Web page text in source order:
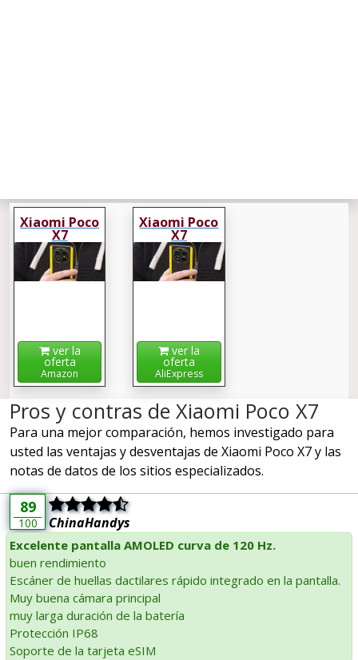
Xiaomi Poco
X7
ver la
oferta
Amazon
Xiaomi Poco
X7
ver la
oferta
AliExpress
Pros y contras de Xiaomi Poco X7
Para una mejor comparación, hemos investigado para
usted las ventajas y desventajas de Xiaomi Poco X7 y las
notas de datos de los sitios especializados.
89
100 ChinaHandys
Excelente pantalla AMOLED curva de 120 Hz.
buen rendimiento
Escáner de huellas dactilares rápido integrado en la pantalla.
Muy buena cámara principal
muy larga duración de la batería
Protección IP68
Soporte de la tarjeta eSIM